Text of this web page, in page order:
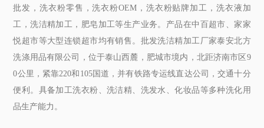
批发，洗衣粉零售，洗衣粉OEM，洗衣粉贴牌加工，洗衣液加
工，洗洁精加工，肥皂加工等生产业务。产品在中百超市、家家
悦超市等大型连锁超市均有销售。批发洗洁精加工厂家泰安北方
洗涤用品有限公司，位于泰山西麓，肥城市境内，北距济南市区9
0公里，紧靠220和105国道，并有铁路专运线直达公司，交通十分
便利。具备加工洗衣粉、洗洁精、洗发水、化妆品等多种洗化用
品生产能力。